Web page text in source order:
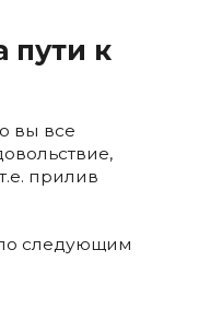
пути к
вы все
прилив
следующим